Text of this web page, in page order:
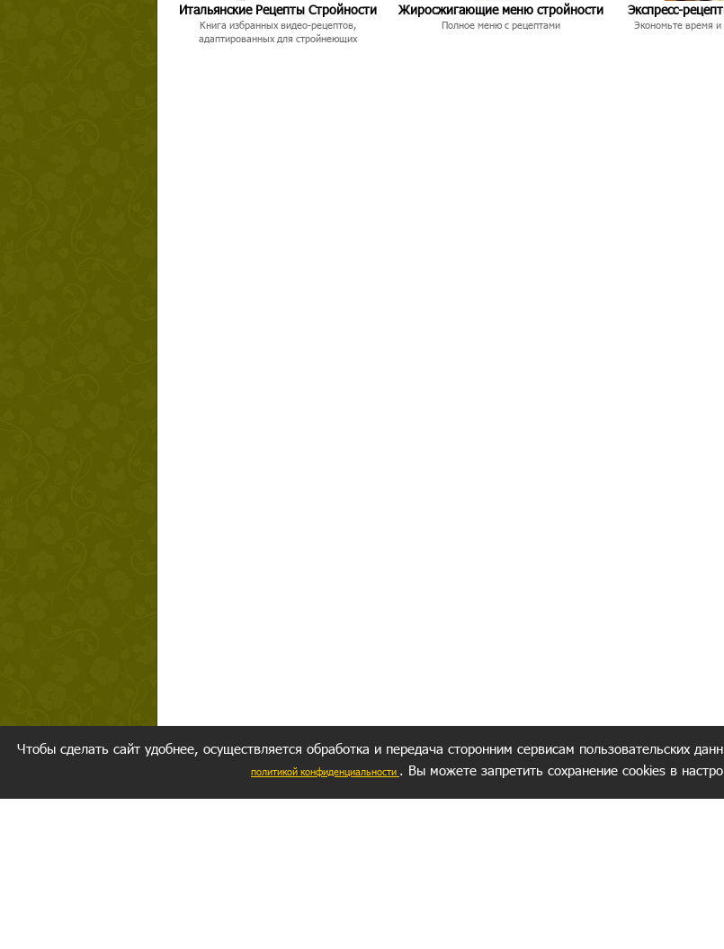
Итальянские Рецепты Стройности
Книга избранных видео-рецептов,
адаптированных для стройнеющих
Жиросжигающие меню стройности
Полное меню с рецептами
Экспресс-
Экономьте время и
Чтобы сделать сайт удобнее, осуществляется обработка и передача сторонним сервисам пользовательских
политикой конфиденциальности . Вы можете запретить сохранение cookies в